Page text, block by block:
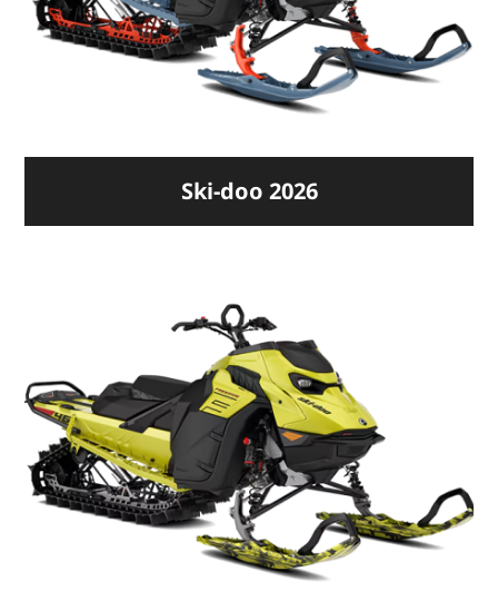
Ski-doo 2026